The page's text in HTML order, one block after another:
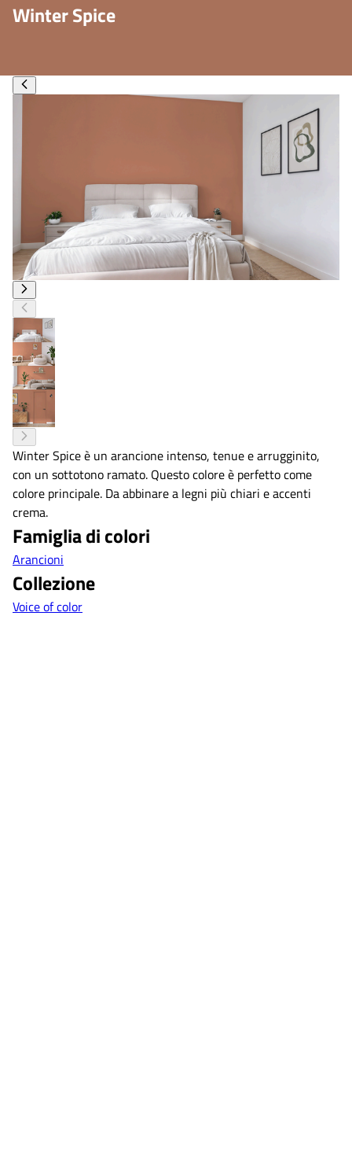
Winter Spice
Winter Spice è un arancione intenso, tenue e arrugginito,
con un sottotono ramato. Questo colore è perfetto come
colore principale. Da abbinare a legni più chiari e accenti
crema.
Famiglia di colori
Arancioni
Collezione
Voice of color